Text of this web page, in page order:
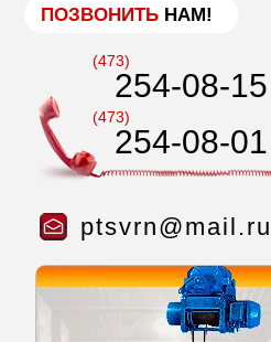
ПОЗВОНИТЬ НАМ!
(473)
254-08-15
(473)
254-08-01
ptsvrn@mail.ru